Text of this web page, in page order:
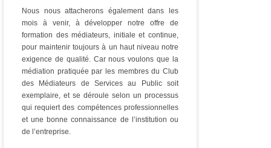
Nous nous attacherons également dans les
mois à venir, à développer notre offre de
formation des médiateurs, initiale et continue,
pour maintenir toujours à un haut niveau notre
exigence de qualité. Car nous voulons que la
médiation pratiquée par les membres du Club
des Médiateurs de Services au Public soit
exemplaire, et se déroule selon un processus
qui requiert des compétences professionnelles
et une bonne connaissance de l’institution ou
de l’entreprise.